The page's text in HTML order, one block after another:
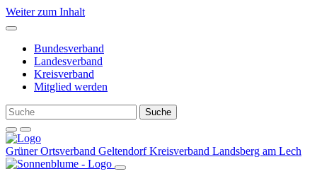
Weiter zum Inhalt
Bundesverband
Landesverband
Kreisverband
Mitglied werden
Grüner Ortsverband GeltendorfKreisverband Landsberg am Lech